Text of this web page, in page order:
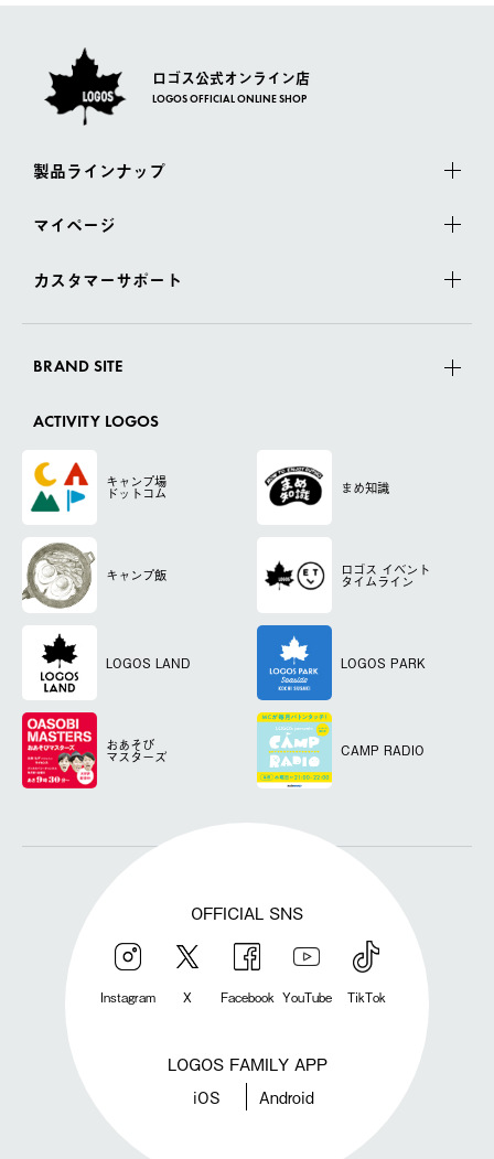
ロゴス公式オンライン店
LOGOS OFFICIAL ONLINE SHOP
製品ラインナップ
マイページ
カスタマーサポート
BRAND SITE
ACTIVITY LOGOS
キャンプ場
ドットコム まめ知識
キャンプ飯 ロゴス イベント
タイムライン
LOGOS LAND LOGOS PARK
おあそび
マスターズ CAMP RADIO
OFFICIAL SNS
Instagram X Facebook YouTube TikTok
LOGOS FAMILY APP
iOS Android